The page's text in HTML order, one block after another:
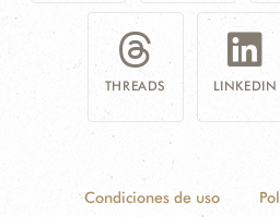
THREADS LINKEDIN
Condiciones de uso